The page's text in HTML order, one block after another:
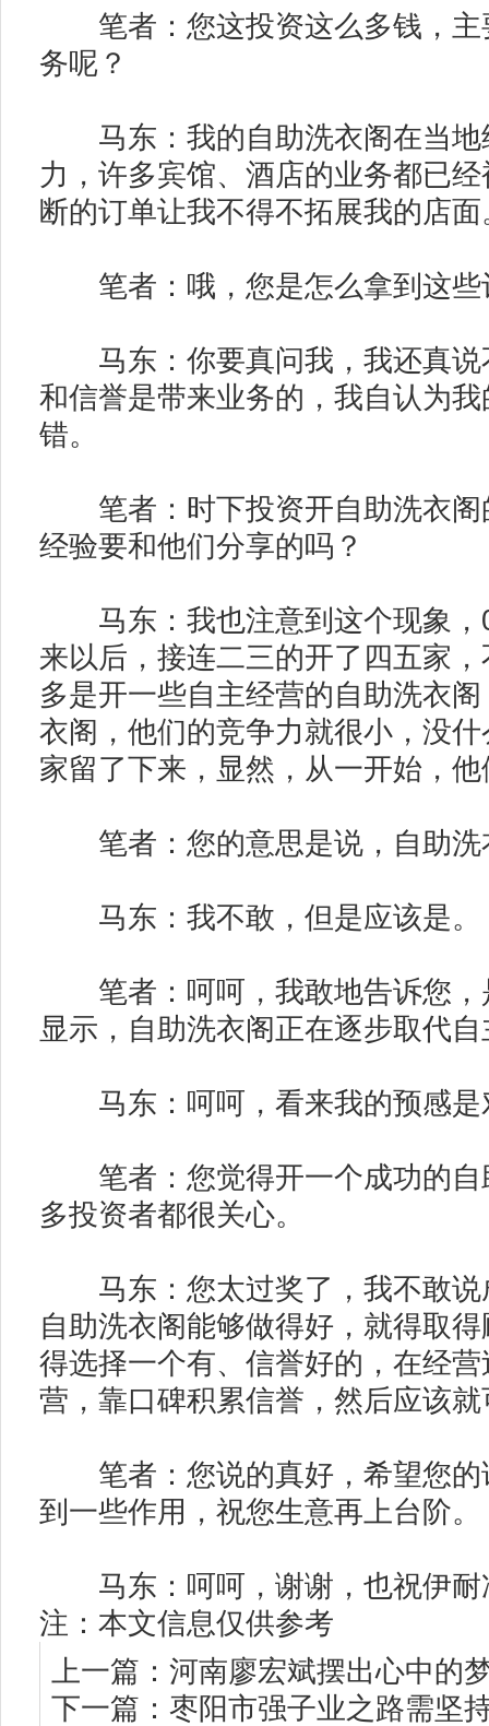
笔者：您这投资这么多钱，主
务呢？
马东：我的自助洗衣阁在当地
力，许多宾馆、酒店的业务都已
断的订单让我不得不拓展我的店面
笔者：哦，您是怎么拿到这些
马东：你要真问我，我还真说
和信誉是带来业务的，我自认为
错。
笔者：时下投资开自助洗衣阁
经验要和他们分享的吗？
马东：我也注意到这个现象，
来以后，接连二三的开了四五家
多是开一些自主经营的自助洗衣
衣阁，他们的竞争力就很小，没
家留了下来，显然，从一开始，
笔者：您的意思是说，自助洗
马东：我不敢，但是应该是。
笔者：呵呵，我敢地告诉您，
显示，自助洗衣阁正在逐步取代
马东：呵呵，看来我的预感是
笔者：您觉得开一个成功的自
多投资者都很关心。
马东：您太过奖了，我不敢说
自助洗衣阁能够做得好，就得取
得选择一个有、信誉好的，在经
营，靠口碑积累信誉，然后应该
笔者：您说的真好，希望您的
到一些作用，祝您生意再上台阶。
马东：呵呵，谢谢，也祝伊耐
注：本文信息仅供参考
上一篇： 河南廖宏斌摆出心中的
下一篇： 枣阳市强子业之路需坚